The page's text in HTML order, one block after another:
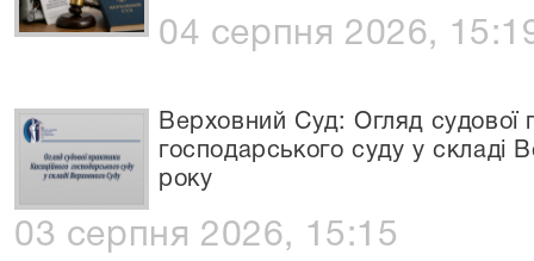
04 серпня 2026,
Верховний Суд: Огляд судової
господарського суду у складі
року
03 серпня 2026, 15:15